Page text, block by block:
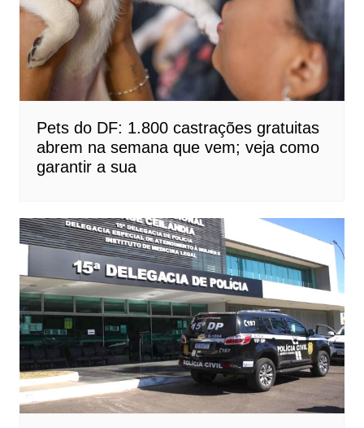
Pets do DF: 1.800 castrações gratuitas
abrem na semana que vem; veja como
garantir a sua